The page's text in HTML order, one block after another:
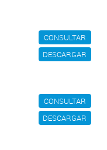
CONSULTAR
DESCARGAR
CONSULTAR
DESCARGAR